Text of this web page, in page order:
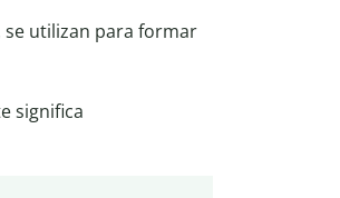
se utilizan para formar
significa